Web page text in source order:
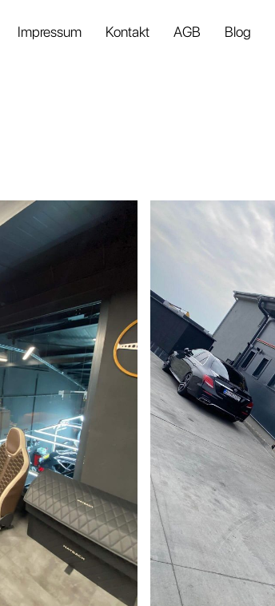
Impressum Kontakt AGB Blog